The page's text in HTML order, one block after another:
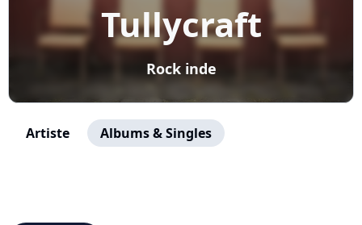
Tullycraft
Rock inde
Artiste Albums & Singles